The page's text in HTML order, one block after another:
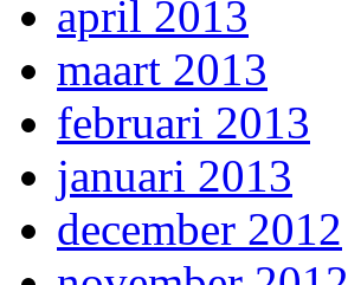
april 2013
maart 2013
februari 2013
januari 2013
december 2012